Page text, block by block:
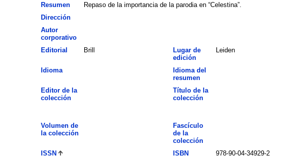
Resumen
Repaso de la importancia de la parodia en “Celestina”.
Dirección
Autor
corporativo
Editorial Brill
Lugar de
edición
Leiden
Idioma
Idioma del
resumen
Editor de la
colección
Título de la
colección
Volumen de
la colección
Fascículo
de la
colección
ISSN ISBN 978-90-04-34929-2